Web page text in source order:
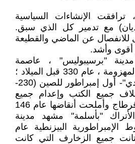
ترافقت الإنشاءات السياسية
مع تدمير كل الذي سبق.
للانفصال عن الماضي والقطيعة
أقوى وأشد.
"برسيبوليس" ، عاصمة
الإمبراطورية الفارسية المهزومة ، عام 330 قبل الميلاد ؛
وقام "تشين شي هوانغدي"- أول إمبراطور للصين (230-
بإتلاف جميع الكتب وإعدام جميع
العلماء ؛ ودمرت روما قرطاج وأملحت أنقاضها عام 146
"بأسلمة" مشهد مدينة
الإمبراطورية البيزنطية عام
جميع الزخارف التي كانت